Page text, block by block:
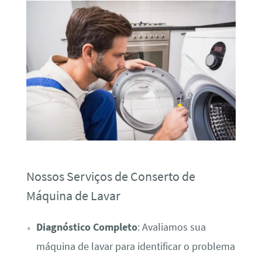
Nossos Serviços de Conserto de
Máquina de Lavar
Diagnóstico Completo: Avaliamos sua
máquina de lavar para identificar o problema